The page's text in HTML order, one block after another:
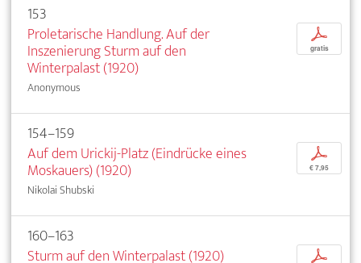
153
Proletarische Handlung. Auf der
Inszenierung Sturm auf den
Winterpalast (1920)
Anonymous
p
gratis
154–159
Auf dem Urickij-Platz (Eindrücke eines
Moskauers) (1920)
Nikolai Shubski
p
€ 7,95
160–163
Sturm auf den Winterpalast (1920)
p